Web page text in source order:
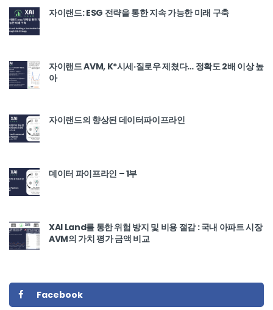
자이랜드: ESG 전략을 통한 지속 가능한 미래 구축
자이랜드 AVM, K*시세·질로우 제쳤다… 정확도 2배 이상 높
아
자이랜드의 향상된 데이터파이프라인
데이터 파이프라인 – 1부
XAI Land를 통한 위험 방지 및 비용 절감 : 국내 아파트 시장
AVM의 가치 평가 금액 비교
Facebook